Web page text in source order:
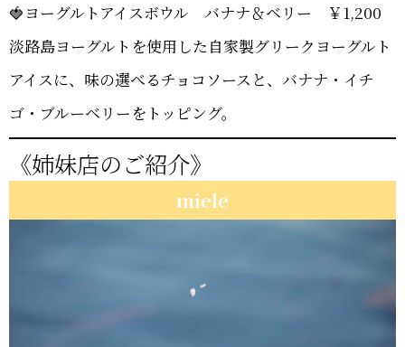
🍓ヨーグルトアイスボウル バナナ＆ベリー ￥1,200
淡路島ヨーグルトを使用した自家製グリークヨーグルト
アイスに、味の選べるチョコソースと、バナナ・イチ
ゴ・ブルーベリーをトッピング。
《姉妹店のご紹介》
miele